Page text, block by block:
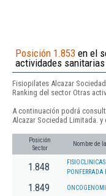
Posición 1.853 en el
actividades sanitarias
Fisiopilates Alcazar
Ranking del sector Otras
A continuación podrá
Alcazar Sociedad Limitada.
Posición
Sector
Nombre de
1.848
FISIOCLINICAS
PONFERRADA
1.849